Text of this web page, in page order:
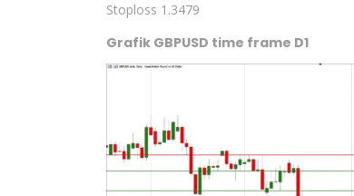
Stoploss 1.3479
Grafik GBPUSD time frame D1